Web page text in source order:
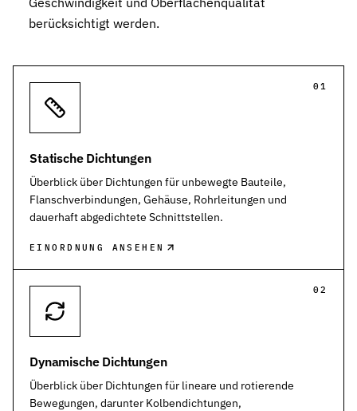
berücksichtigt werden.
01
Statische Dichtungen
Überblick über Dichtungen für unbewegte Bauteile,
Flanschverbindungen, Gehäuse, Rohrleitungen und
dauerhaft abgedichtete Schnittstellen.
EINORDNUNG ANSEHEN
02
Dynamische Dichtungen
Überblick über Dichtungen für lineare und rotierende
Bewegungen, darunter Kolbendichtungen,